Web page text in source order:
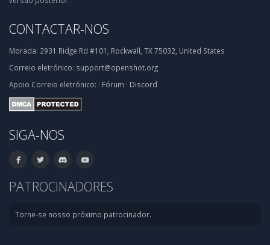
CONTACTAR-NOS
Morada: 2931 Ridge Rd #101, Rockwall, TX 75032, United States
Correio eletrónico: support@openshot.org
Apoio Correio eletrónico: · Fórum · Discord
SIGA-NOS
PATROCINADORES
Torne-se nosso próximo patrocinador.